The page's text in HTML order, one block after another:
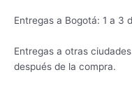
Entregas a Bogotá: 1 a 3
Entregas a otras
después de la compra.